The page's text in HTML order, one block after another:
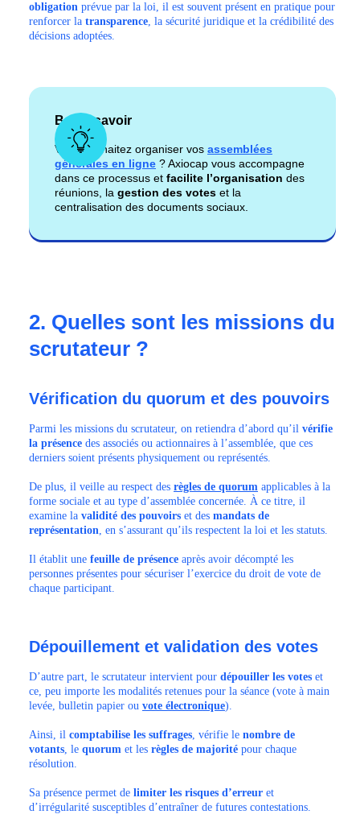
obligation prévue par la loi, il est souvent présent en pratique pour
renforcer la transparence, la sécurité juridique et la crédibilité des
décisions adoptées.
Bon à savoir
Vous souhaitez organiser vos assemblées
générales en ligne ? Axiocap vous accompagne
dans ce processus et facilite l’organisation des
réunions, la gestion des votes et la
centralisation des documents sociaux.
2. Quelles sont les missions du
scrutateur ?
Vérification du quorum et des pouvoirs
Parmi les missions du scrutateur, on retiendra d’abord qu’il vérifie
la présence des associés ou actionnaires à l’assemblée, que ces
derniers soient présents physiquement ou représentés.
De plus, il veille au respect des règles de quorum applicables à la
forme sociale et au type d’assemblée concernée. À ce titre, il
examine la validité des pouvoirs et des mandats de
représentation, en s’assurant qu’ils respectent la loi et les statuts.
Il établit une feuille de présence après avoir décompté les
personnes présentes pour sécuriser l’exercice du droit de vote de
chaque participant.
Dépouillement et validation des votes
D’autre part, le scrutateur intervient pour dépouiller les votes et
ce, peu importe les modalités retenues pour la séance (vote à main
levée, bulletin papier ou vote électronique).
Ainsi, il comptabilise les suffrages, vérifie le nombre de
votants, le quorum et les règles de majorité pour chaque
résolution.
Sa présence permet de limiter les risques d’erreur et
d’irrégularité susceptibles d’entraîner de futures contestations.